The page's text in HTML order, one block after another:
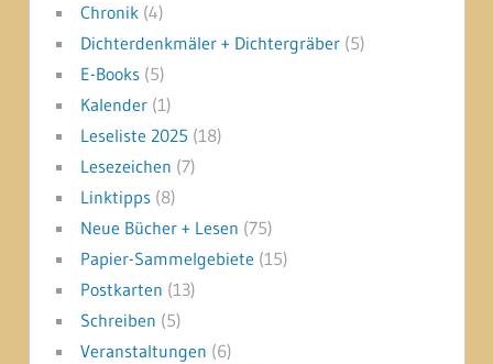
Chronik(4)
Dichterdenkmäler + Dichtergräber(5)
E-Books(5)
Kalender(1)
Leseliste 2025 (18)
Lesezeichen (7)
Linktipps(8)
Neue Bücher + Lesen (75)
Papier-Sammelgebiete (15)
Postkarten (13)
Schreiben (5)
Veranstaltungen (6)